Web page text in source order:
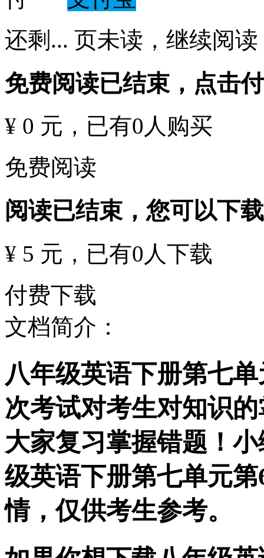
还剩 ... 页未读， 继续阅读
免费阅读已结束，点击
¥ 0 元 ，已有0 人购买
免费阅读
阅读已结束，您可以下
¥ 5 元 ，已有0 人下载
付费下载
文档简介：
八年级英语下册第七
次考试对考生对知识
大家复习掌握错题！
级英语下册第七单元
情，仅供考生参考。